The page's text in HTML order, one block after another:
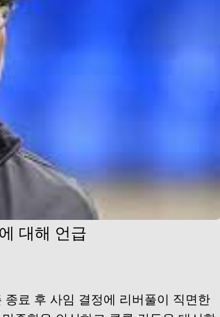
대해 언급
료 후 사임 결정에 리버풀이 직면한